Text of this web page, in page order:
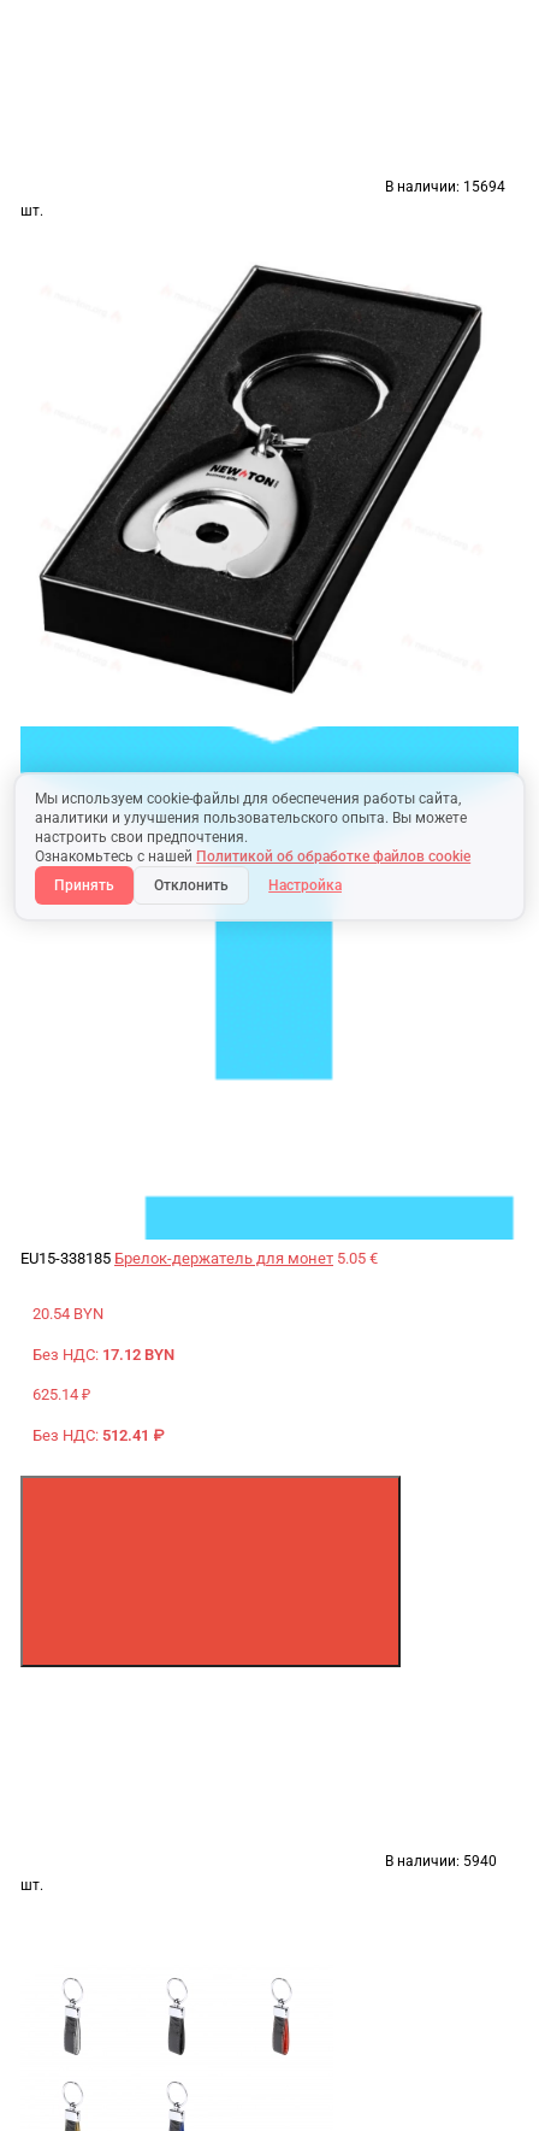
Мы используем cookie-файлы для обеспечения работы сайта,
аналитики и улучшения пользовательского опыта. Вы можете
настроить свои предпочтения.
Ознакомьтесь с нашей Политикой об обработке файлов cookie
Принять
Отклонить Настройка
В наличии: 15694
шт.
EU15-338185 Брелок-держатель для монет 5.05 €
20.54 BYN
Без НДС: 17.12 BYN
625.14 ₽
Без НДС: 512.41 ₽
В наличии: 5940
шт.